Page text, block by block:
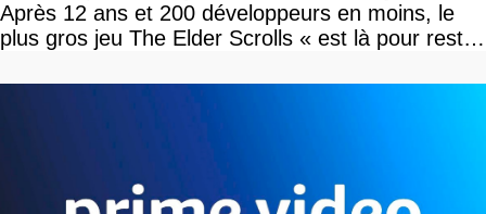
Après 12 ans et 200 développeurs en moins, le
plus gros jeu The Elder Scrolls « est là pour rester